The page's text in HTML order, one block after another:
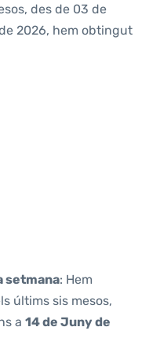
des de 03 de
2026, hem obtingut
setmana: Hem
últims sis mesos,
a 14 de Juny de